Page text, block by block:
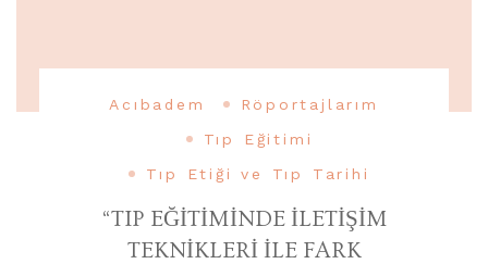
Acıbadem
Röportajlarım
Tıp Eğitimi
Tıp Etiği ve Tıp Tarihi
“TIP EĞİTİMİNDE İLETİŞİM
TEKNİKLERİ İLE FARK